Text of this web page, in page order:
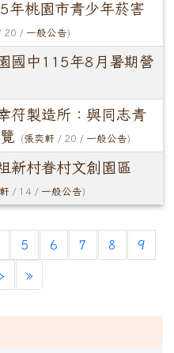
年桃園市青少年菸害
20 / 一般公告)
國中115年8月暑期營
幸符製造所：與同志青
(張奕軒 / 20 / 一般公告)
新村眷村文創園區
/ 14 / 一般公告)
5 6 7 8 9
› »